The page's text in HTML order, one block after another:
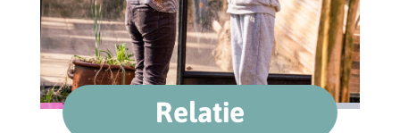
Relatie